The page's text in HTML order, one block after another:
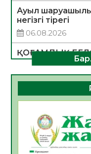
Ауыл
негізгі тірегі
06.08.2026
ҚОҒАМДЫҚ
ДАМУЫНЫҢ
06.08.2026
ҚҰРЫЛТАЙ
06.08.2026
Инфекциялық
жұмыстарының